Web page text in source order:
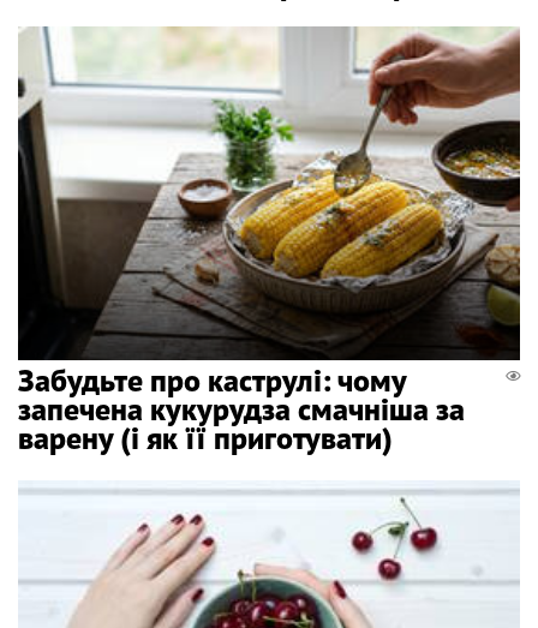
Забудьте про каструлі: чому
запечена кукурудза смачніша за
варену (і як її приготувати)